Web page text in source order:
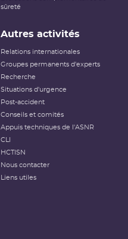
sûreté
Autres activités
Relations internationales
Groupes permanents d'experts
Recherche
Situations d'urgence
Post-accident
Conseils et comités
Appuis techniques de l'ASNR
CLI
HCTISN
Nous contacter
Liens utiles